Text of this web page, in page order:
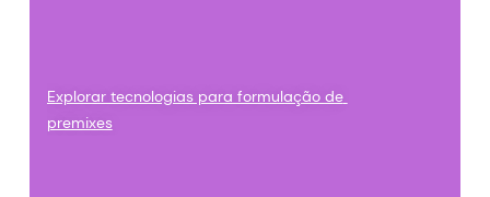
Explorar tecnologias para formulação de
premixes